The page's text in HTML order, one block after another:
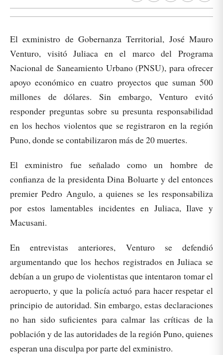
El exministro de Gobernanza Territorial, José Mauro
Venturo, visitó Juliaca en el marco del Programa
Nacional de Saneamiento Urbano (PNSU), para ofrecer
apoyo económico en cuatro proyectos que suman 500
millones de dólares. Sin embargo, Venturo evitó
responder preguntas sobre su presunta responsabilidad
en los hechos violentos que se registraron en la región
Puno, donde se contabilizaron más de 20 muertes.
El exministro fue señalado como un hombre de
confianza de la presidenta Dina Boluarte y del entonces
premier Pedro Angulo, a quienes se les responsabiliza
por estos lamentables incidentes en Juliaca, Ilave y
Macusani.
En entrevistas anteriores, Venturo se defendió
argumentando que los hechos registrados en Juliaca se
debían a un grupo de violentistas que intentaron tomar el
aeropuerto, y que la policía actuó para hacer respetar el
principio de autoridad. Sin embargo, estas declaraciones
no han sido suficientes para calmar las críticas de la
población y de las autoridades de la región Puno, quienes
esperan una disculpa por parte del exministro.